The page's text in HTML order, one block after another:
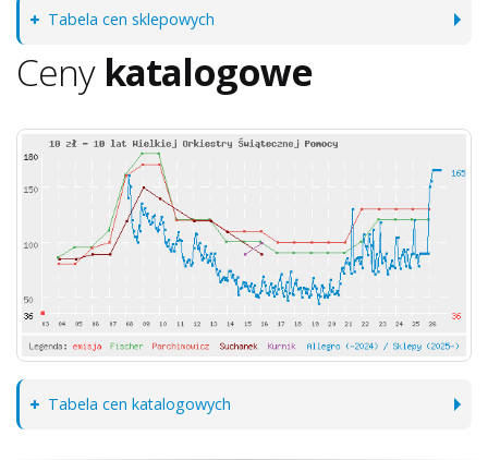
Tabela cen sklepowych
Ceny katalogowe
Tabela cen katalogowych